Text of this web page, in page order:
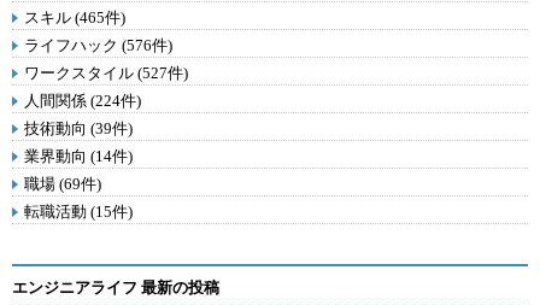
スキル (465件)
ライフハック (576件)
ワークスタイル (527件)
人間関係 (224件)
技術動向 (39件)
業界動向 (14件)
職場 (69件)
転職活動 (15件)
エンジニアライフ 最新の投稿